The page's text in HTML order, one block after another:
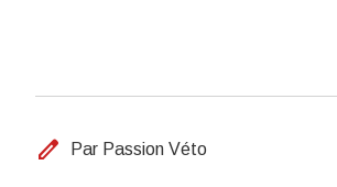
edit Par Passion Véto